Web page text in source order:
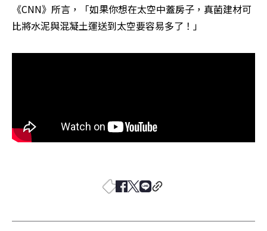
《CNN》所言，「如果你想在太空中蓋房子，真菌建材可
比將水泥與混凝土運送到太空要容易多了！」